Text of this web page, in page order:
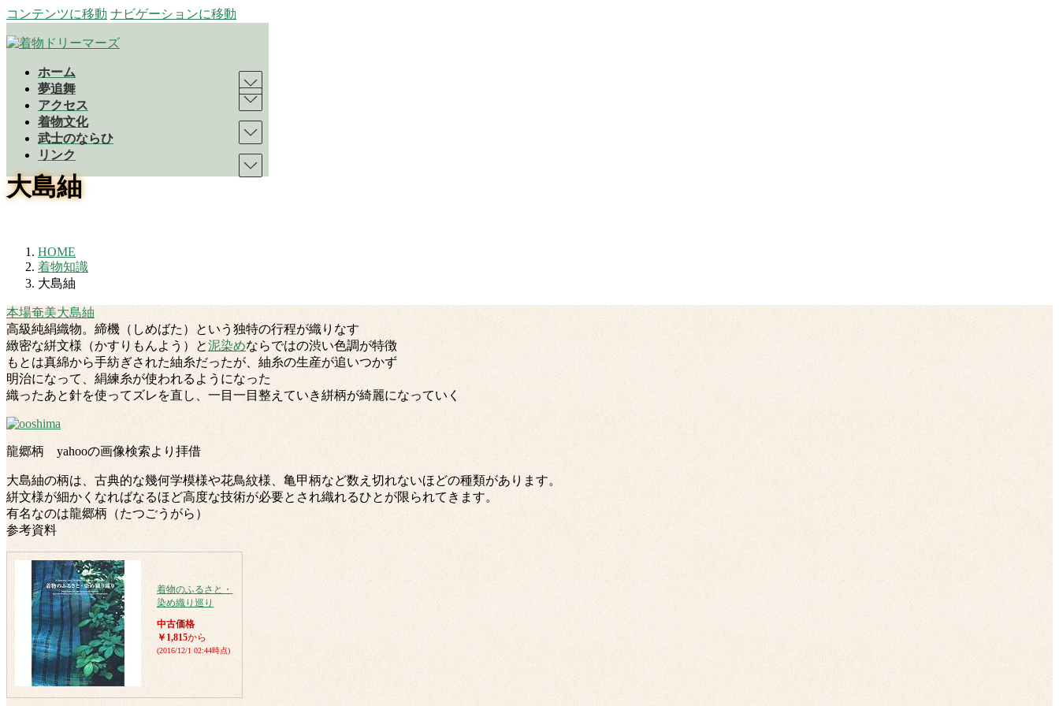
コンテンツに移動 ナビゲーションに移動
ホーム
夢追舞
アクセス
着物文化
武士のならひ
リンク
大島紬
HOME
着物知識
大島紬
本場奄美大島紬
高級純絹織物。締機（しめばた）という独特の行程が織りなす
緻密な絣文様（かすりもんよう）と泥染めならではの渋い色調が特徴
もとは真綿から手紡ぎされた紬糸だったが、紬糸の生産が追いつかず
明治になって、絹練糸が使われるようになった
織ったあと針を使ってズレを直し、一目一目整えていき絣柄が綺麗になっていく
龍郷柄 yahooの画像検索より拝借
大島紬の柄は、古典的な幾何学模様や花鳥紋様、亀甲柄など数え切れないほどの種類があります。
絣文様が細かくなればなるほど高度な技術が必要とされ織れるひとが限られてきます。
有名なのは龍郷柄（たつごうがら）
参考資料
着物のふるさと・
染め織り巡り
中古価格
￥1,815から
(2016/12/1 02:44時点)